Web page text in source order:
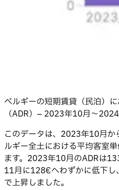
ベルギーの短期賃貸（民泊）
（ADR）– 2023年10月〜
このデータは、2023年10月
ルギー全土における平均客室
ます。2023年10月のADRは
11月に128€へわずかに低下
で上昇しました。